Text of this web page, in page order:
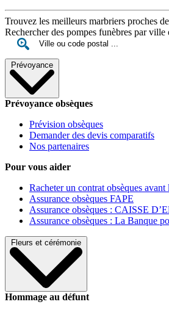
Trouvez les meilleurs marbriers proches
Rechercher des pompes funèbres par ville
Prévoyance
Prévoyance obsèques
Prévision obsèques
Demander des devis comparatifs
Nos partenaires
Pour vous aider
Racheter un contrat obsèques avant
Assurance obsèques FAPE
Assurance obsèques : CAISSE
Assurance obsèques : La Banque
Fleurs et cérémonie
Hommage au défunt